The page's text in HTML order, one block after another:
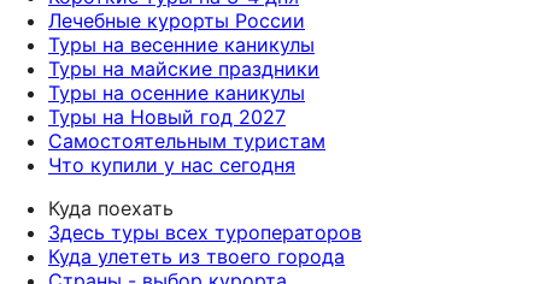
Лечебные курорты России
Туры на весенние каникулы
Туры на майские праздники
Туры на осенние каникулы
Туры на Новый год 2027
Самостоятельным туристам
Что купили у нас сегодня
Куда поехать
Здесь туры всех туроператоров
Куда улететь из твоего города